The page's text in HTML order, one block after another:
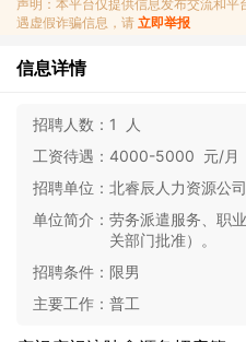
声明：本平台仅提供信息发布交流和
遇虚假诈骗信息，请 立即举报
信息详情
招聘人数： 1 人
工资待遇： 4000-5000 元/月
招聘单位： 北睿辰人力资源公司
单位简介： 劳务派遣服务、职
关部门批准）。
招聘条件： 限男
主要工作： 普工